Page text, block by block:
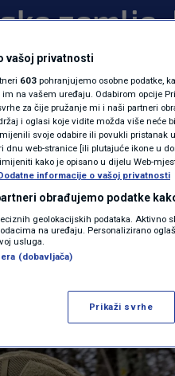
MAGAZIN
KOLUMNE
N1(DIS)INFO
KLIMATSKE
FOTO
VIDEO
zemlje:
u
SVIJET 7 komentara
Više
vašoj privatnosti
603 pohranjujemo osobne podatke,
na vašem uređaju. Odabirom opcije
za čije pružanje mi i naši partneri
i oglasi koje vidite možda više neće
svoje odabire ili povukli pristanak
dnu web-stranice [ili plutajuće ikone u
kako je opisano u dijelu Web-
informacije o vašoj privatnosti
obrađujemo podatke
geolokacijskih podataka. Aktivno
na uređaju. Personalizirano
usluga.
(dobavljača)
Prikaži svrhe